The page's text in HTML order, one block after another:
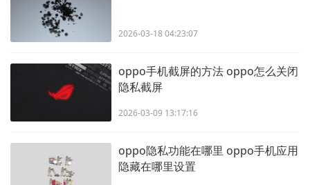
2026-03-18 04:23:07
oppo手机截屏的方法 oppo怎么关闭
隐私截屏
2026-03-09 13:17:16
oppo隐私功能在哪里 oppo手机应用
隐藏在哪里设置